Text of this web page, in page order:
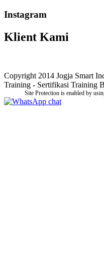
Instagram
Klient Kami
Copyright 2014 Jogja Smart
Training - Sertifikasi Training
Site Protection is enabled by